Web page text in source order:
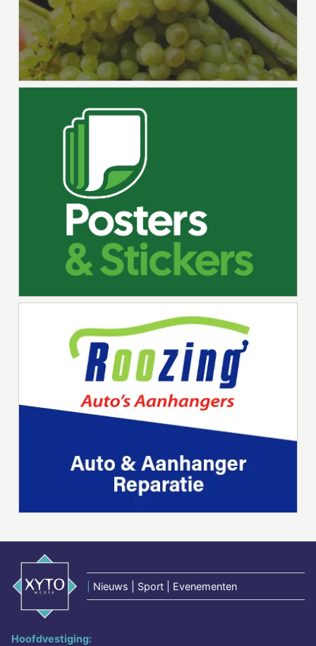
Nieuws | Sport | Evenementen
Hoofdvestiging: